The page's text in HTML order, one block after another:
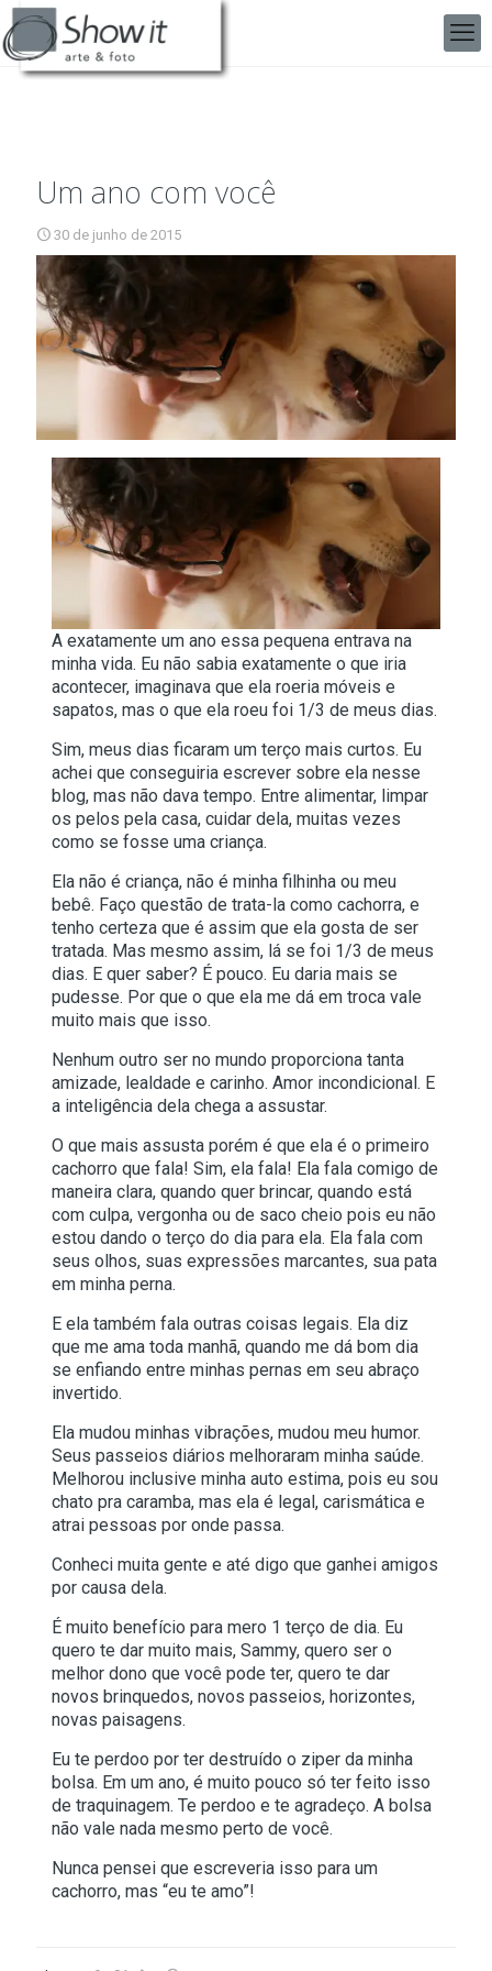
Um ano com você
30 de junho de 2015
A exatamente um ano essa pequena entrava na
minha vida. Eu não sabia exatamente o que iria
acontecer, imaginava que ela roeria móveis e
sapatos, mas o que ela roeu foi 1/3 de meus dias.
Sim, meus dias ficaram um terço mais curtos. Eu
achei que conseguiria escrever sobre ela nesse
blog, mas não dava tempo. Entre alimentar, limpar
os pelos pela casa, cuidar dela, muitas vezes
como se fosse uma criança.
Ela não é criança, não é minha filhinha ou meu
bebê. Faço questão de trata-la como cachorra, e
tenho certeza que é assim que ela gosta de ser
tratada. Mas mesmo assim, lá se foi 1/3 de meus
dias. E quer saber? É pouco. Eu daria mais se
pudesse. Por que o que ela me dá em troca vale
muito mais que isso.
Nenhum outro ser no mundo proporciona tanta
amizade, lealdade e carinho. Amor incondicional. E
a inteligência dela chega a assustar.
O que mais assusta porém é que ela é o primeiro
cachorro que fala! Sim, ela fala! Ela fala comigo de
maneira clara, quando quer brincar, quando está
com culpa, vergonha ou de saco cheio pois eu não
estou dando o terço do dia para ela. Ela fala com
seus olhos, suas expressões marcantes, sua pata
em minha perna.
E ela também fala outras coisas legais. Ela diz
que me ama toda manhã, quando me dá bom dia
se enfiando entre minhas pernas em seu abraço
invertido.
Ela mudou minhas vibrações, mudou meu humor.
Seus passeios diários melhoraram minha saúde.
Melhorou inclusive minha auto estima, pois eu sou
chato pra caramba, mas ela é legal, carismática e
atrai pessoas por onde passa.
Conheci muita gente e até digo que ganhei amigos
por causa dela.
É muito benefício para mero 1 terço de dia. Eu
quero te dar muito mais, Sammy, quero ser o
melhor dono que você pode ter, quero te dar
novos brinquedos, novos passeios, horizontes,
novas paisagens.
Eu te perdoo por ter destruído o ziper da minha
bolsa. Em um ano, é muito pouco só ter feito isso
de traquinagem. Te perdoo e te agradeço. A bolsa
não vale nada mesmo perto de você.
Nunca pensei que escreveria isso para um
cachorro, mas “eu te amo”!